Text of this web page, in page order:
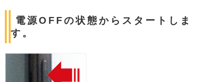
電源OFFの状態からスタートしま
す。